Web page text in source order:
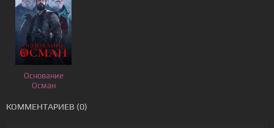
Основание
Осман
КОММЕНТАРИЕВ (0)